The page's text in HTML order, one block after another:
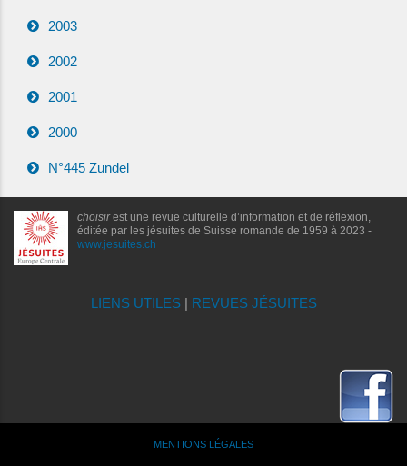
2003
2002
2001
2000
N°445 Zundel
choisirest une revue culturelle d’information et de réflexion,
éditée par les jésuites de Suisse romande de 1959 à 2023 -
www.jesuites.ch
LIENS UTILES| REVUES JÉSUITES
MENTIONS LÉGALES